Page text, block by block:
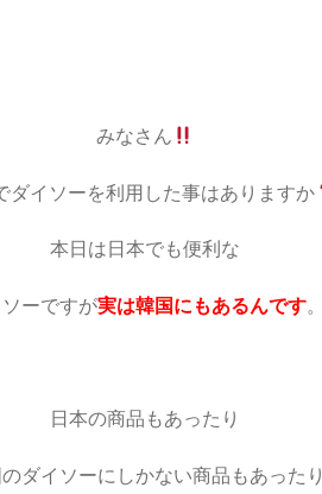
みなさん
ダイソーを利用した事はありますか
本日は日本でも便利な
ーですが実は韓国にもあるんです。
日本の商品もあったり
ダイソーにしかない商品もあったり